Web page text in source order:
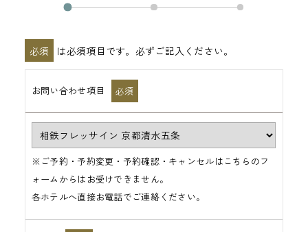
の
ス
ッ
プ
必須 は必須項目です。必ずご記入ください。
お問い合わせ項目 必須
※ご予約・予約変更・予約確認・キャンセルはこちらのフ
ォームからはお受けできません。
各ホテルへ直接お電話でご連絡ください。